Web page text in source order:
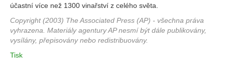
účastní více než 1300 vinařství z celého světa.
Copyright (2003) The Associated Press (AP) - všechna práva
vyhrazena. Materiály agentury AP nesmí být dále publikovány,
vysílány, přepisovány nebo redistribuovány.
Tisk